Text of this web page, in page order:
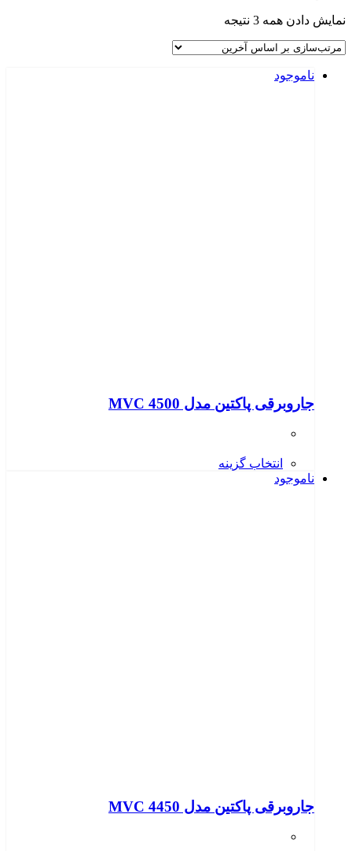
نمایش دادن همه 3 نتیجه
ناموجود
جاروبرقی پاکتین مدل MVC 4500
انتخاب گزینه
ناموجود
جاروبرقی پاکتین مدل MVC 4450